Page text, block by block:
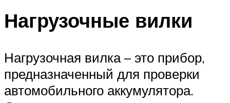
Нагрузочные вилки
Нагрузочная вилка – это прибор,
предназначенный для проверки
автомобильного аккумулятора.